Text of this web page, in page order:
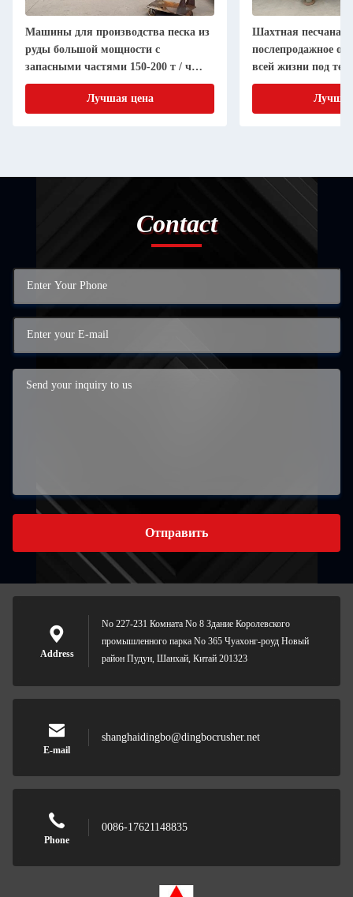
Машины для производства песка из
руды большой мощности с
запасными частями 150-200 т / ч
Поставка пожизненная
Лучшая цена
Шахтная
послепродажное
всей жизни под
руководством
Contact
Отправить
Address
No 227-231 Комната No 8 Здание Королевского
промышленного парка No 365 Чуахонг-роуд Новый
район Пудун, Шанхай, Китай 201323
E-mail
shanghaidingbo@dingbocrusher.net
Phone
0086-17621148835